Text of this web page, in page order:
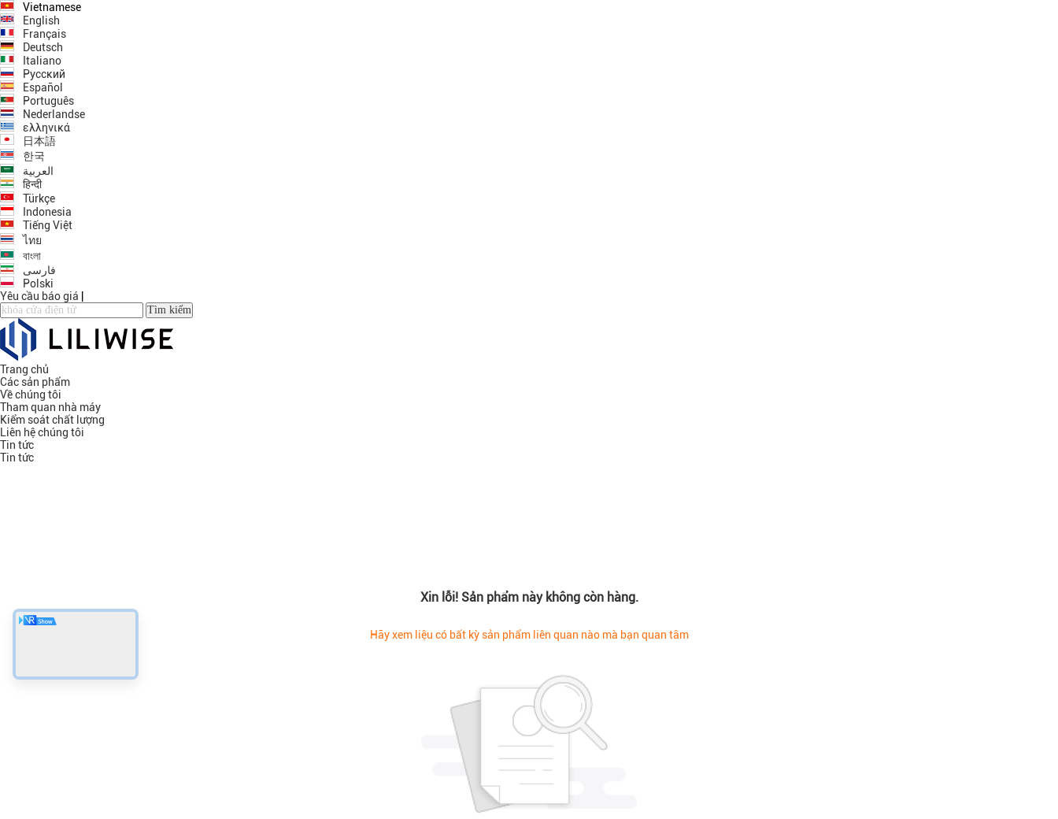
Vietnamese
English
Français
Deutsch
Italiano
Русский
Español
Português
Nederlandse
ελληνικά
日本語
한국
العربية
हिन्दी
Türkçe
Indonesia
Tiếng Việt
ไทย
বাংলা
فارسی
Polski
Yêu cầu báo giá
Tìm kiếm
Trang chủ
Các sản phẩm
Về chúng tôi
Tham quan nhà máy
Kiểm soát chất lượng
Liên hệ chúng tôi
Tin tức
Tin tức
Xin lỗi! Sản phẩm này không còn hàng.
Hãy xem liệu có bất kỳ sản phẩm liên quan nào mà bạn quan tâm